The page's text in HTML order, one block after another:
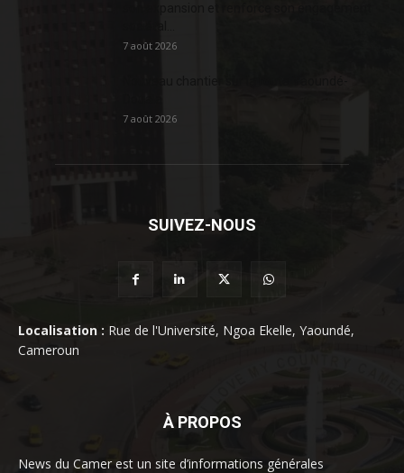
7 août 2026
7 août 2026
SUIVEZ-NOUS
Localisation : Rue de l'Université, Ngoa Ekelle, Yaoundé,
Cameroun
À PROPOS
News du Camer est un site d’informations générales